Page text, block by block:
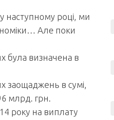
наступному році, ми
Але поки
була визначена в
заощаджень в сумі,
млрд. грн.
року на виплату